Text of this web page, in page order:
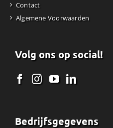
Contact
Algemene Voorwaarden
Volg ons op social!
Bedrijfsgegevens